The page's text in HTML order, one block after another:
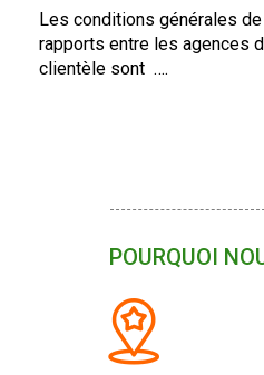
Les conditions générales
rapports entre les agences
clientèle sont ….
POURQUOI